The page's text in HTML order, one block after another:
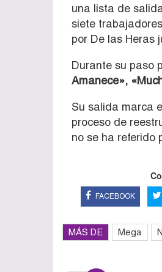
una lista de
siete
por De las Heras
Durante su paso
Amanece»,
Su salida marca
proceso de
no se ha referido
FACEBOOK
MÁS DE Mega